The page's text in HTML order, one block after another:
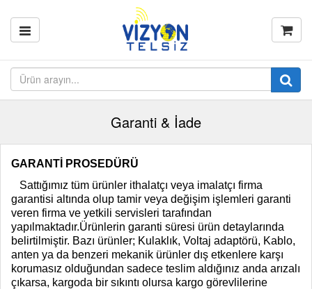
Garanti & İade
GARANTİ PROSEDÜRÜ
Sattığımız tüm ürünler ithalatçı veya imalatçı firma
garantisi altında olup tamir veya değişim işlemleri garanti
veren firma ve yetkili servisleri tarafından
yapılmaktadır.Ürünlerin garanti süresi ürün detaylarında
belirtilmiştir. Bazı ürünler; Kulaklık, Voltaj adaptörü, Kablo,
anten ya da benzeri mekanik ürünler dış etkenlere karşı
korumasız olduğundan sadece teslim aldığınız anda arızalı
çıkarsa, kargoda bir sıkıntı olursa kargo görevlilerine